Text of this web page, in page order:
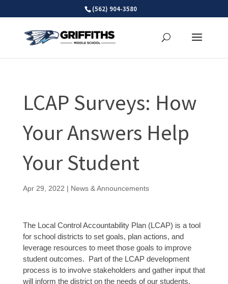
(562) 904-3580
LCAP Surveys: How
Your Answers Help
Your Student
Apr 29, 2022 | News & Announcements
The Local Control Accountability Plan (LCAP) is a tool
for school districts to set goals, plan actions, and
leverage resources to meet those goals to improve
student outcomes. Part of the LCAP development
process is to involve stakeholders and gather input that
will inform the district on the needs of our students,